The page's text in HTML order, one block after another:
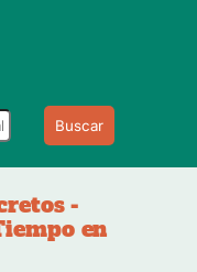
Buscar
-
en